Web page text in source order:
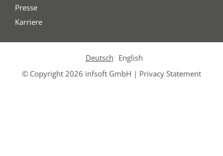
Presse
Karriere
Deutsch English
© Copyright 2026 infsoft GmbH | Privacy Statement